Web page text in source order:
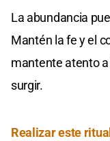
La abundancia
Mantén la fe y el
mantente atento
surgir.
Realizar este